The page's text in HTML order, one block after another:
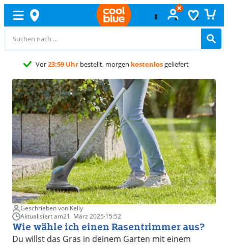
Kostenlosumtauschen
Geschrieben von Kelly
Aktualisiert am21. März 2025·15:52
Wie wähle ich einen Rasentrimmer aus?
Du willst das Gras in deinem Garten mit einem